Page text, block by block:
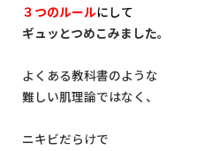
３つのルールにして
ギュッとつめこみました。
よくある教科書のような
難しい肌理論ではなく、
ニキビだらけで